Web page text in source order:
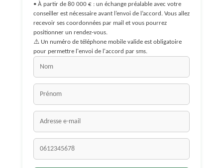
• À partir de 80 000 € : un échange préalable avec votre
conseiller est nécessaire avant l’envoi de l’accord. Vous allez
recevoir ses coordonnées par mail et vous pourrez
positionner un rendez-vous.
⚠️ Un numéro de téléphone mobile valide est obligatoire
pour permettre l'envoi de l'accord par sms.